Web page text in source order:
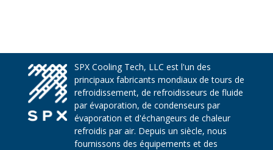
SPX Cooling Tech, LLC est l'un des
principaux fabricants mondiaux de tours de
refroidissement, de refroidisseurs de fluide
par évaporation, de condenseurs par
évaporation et d'échangeurs de chaleur
refroidis par air. Depuis un siècle, nous
fournissons des équipements et des